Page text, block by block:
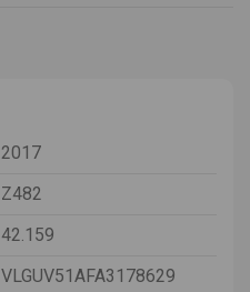
2017
Z482
42.159
VLGUV51AFA3178629